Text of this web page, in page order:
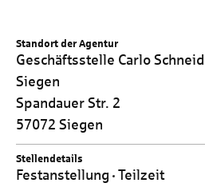
Standort der Agentur
Geschäftsstelle Carlo
Siegen
Spandauer Str. 2
57072 Siegen
Stellendetails
Festanstellung Teilzeit